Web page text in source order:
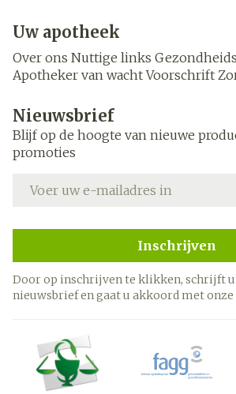
Uw apotheek
Over ons Nuttige links
Apotheker van wacht Voorschrift
Nieuwsbrief
Blijf op de hoogte van nieuwe
promoties
Inschrijven
Door op inschrijven te klikken, schrijft
nieuwsbrief en gaat u akkoord met onze